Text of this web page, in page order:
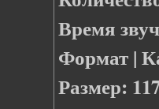
Время
Формат |
Размер: